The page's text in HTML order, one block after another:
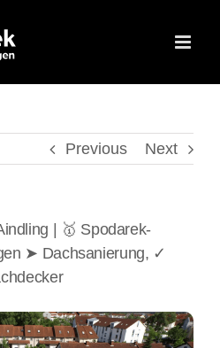
Previous Next
| 🥇 Spodarek-
➤ Dachsanierung, ✓